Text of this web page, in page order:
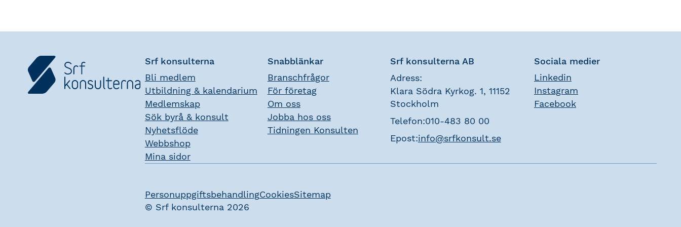
Srf konsulterna
Bli medlem
Utbildning & kalendarium
Medlemskap
Sök byrå & konsult
Nyhetsflöde
Webbshop
Mina sidor
Snabblänkar
Branschfrågor
För företag
Om oss
Jobba hos oss
Tidningen Konsulten
Srf konsulterna AB
Adress:
Klara Södra Kyrkog. 1, 11152
Stockholm
Telefon:010-483 80 00
Epost:info@srfkonsult.se
Sociala medier
Linkedin
Instagram
Facebook
PersonuppgiftsbehandlingCookiesSitemap
© Srf konsulterna 2026